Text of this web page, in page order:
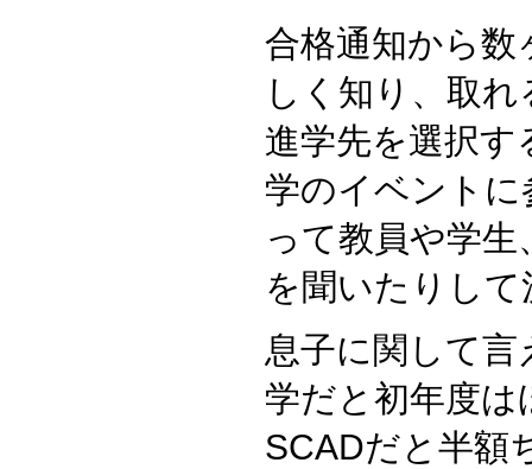
合格通知から数
しく知り、取
進学先を選択
学のイベント
って教員や学
を聞いたりし
息子に関して
学だと初年度
SCADだと半額